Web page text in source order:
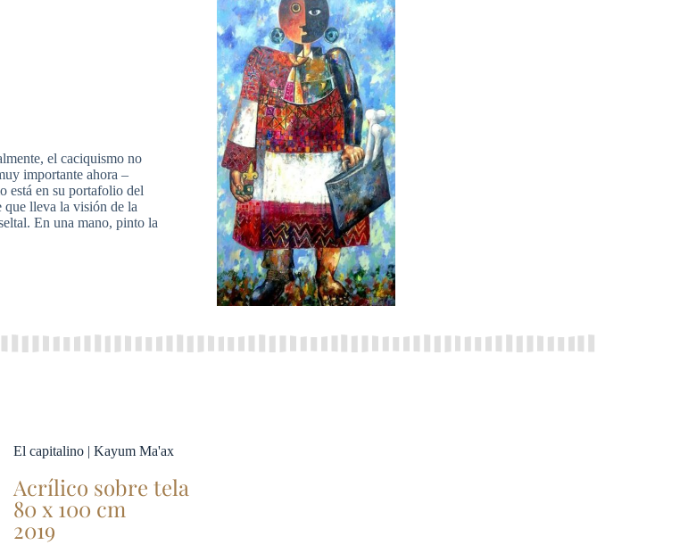
el caciquismo no
importante ahora –
está en su portafolio del
que lleva la visión de la
En una mano, pinto la
El capitalino | Kayum Ma'ax
Acrílico sobre tela
80 x 100 cm
2019